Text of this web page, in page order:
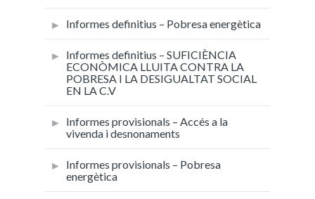
Informes definitius – Pobresa energètica
Informes definitius – SUFICIÈNCIA
ECONÒMICA LLUITA CONTRA LA
POBRESA I LA DESIGUALTAT SOCIAL
EN LA C.V
Informes provisionals – Accés a la
vivenda i desnonaments
Informes provisionals – Pobresa
energètica